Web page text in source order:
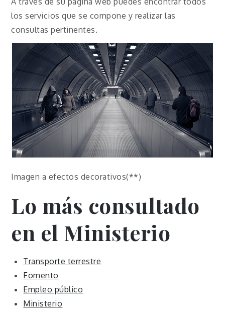
los servicios que se compone y realizar las
consultas pertinentes.
Imagen a efectos decorativos(**)
Lo más consultado
en el Ministerio
Transporte terrestre
Fomento
Empleo público
Ministerio